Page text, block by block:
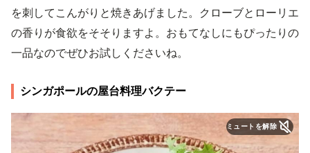
を刺してこんがりと焼きあげました。クローブとローリエ
の香りが食欲をそそりますよ。おもてなしにもぴったりの
一品なのでぜひお試しくださいね。
シンガポールの屋台料理バクテー
ミュートを解除